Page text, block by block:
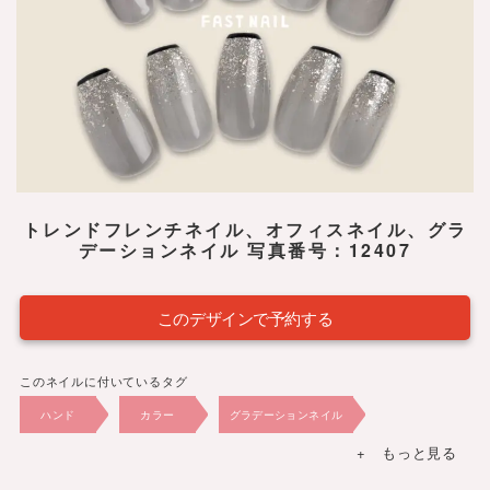
トレンドフレンチネイル、オフィスネイル、グラ
デーションネイル 写真番号：12407
このデザインで予約する
このネイルに付いているタグ
ハンド カラー グラデーションネイル
春
+ もっと見る